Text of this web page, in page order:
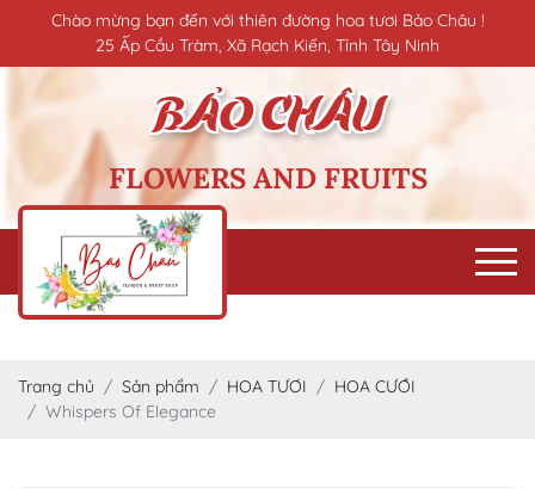
Chào mừng bạn đến với thiên đường hoa tươi Bảo Châu !
25 Ấp Cầu Tràm, Xã Rạch Kiến, Tỉnh Tây Ninh
FLOWERS AND FRUITS
Trang chủ Sản phẩm HOA TƯƠI
HOA CƯỚI
Whispers Of Elegance